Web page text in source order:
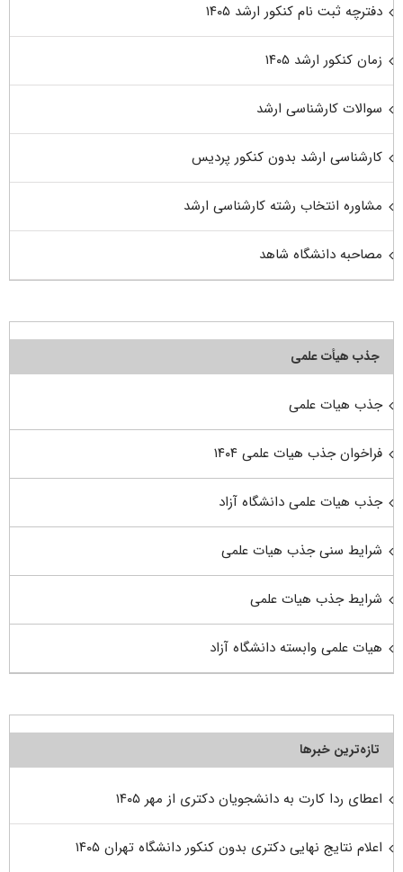
دفترچه ثبت نام کنکور ارشد ۱۴۰۵
زمان کنکور ارشد ۱۴۰۵
سوالات کارشناسی ارشد
کارشناسی ارشد بدون کنکور پردیس
مشاوره انتخاب رشته کارشناسی ارشد
مصاحبه دانشگاه شاهد
جذب هیأت علمی
جذب هیات علمی
فراخوان جذب هیات علمی ۱۴۰۴
جذب هیات علمی دانشگاه آزاد
شرایط سنی جذب هیات علمی
شرایط جذب هیات علمی
هیات علمی وابسته دانشگاه آزاد
تازه‌ترین خبرها
اعطای ردا کارت به دانشجویان دکتری از مهر ۱۴۰۵
اعلام نتایج نهایی دکتری بدون کنکور دانشگاه تهران ۱۴۰۵